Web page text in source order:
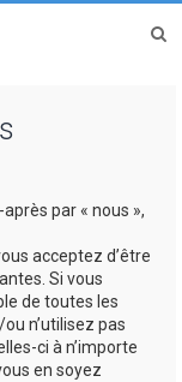
par « nous »,
acceptez d’être
Si vous
de toutes les
n’utilisez pas
ci à n’importe
en soyez